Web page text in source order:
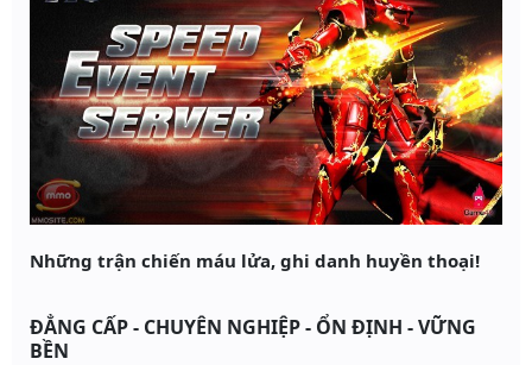
Những trận chiến máu lửa, ghi danh huyền thoại!
ĐẲNG CẤP - CHUYÊN NGHIỆP - ỔN ĐỊNH - VỮNG
BỀN